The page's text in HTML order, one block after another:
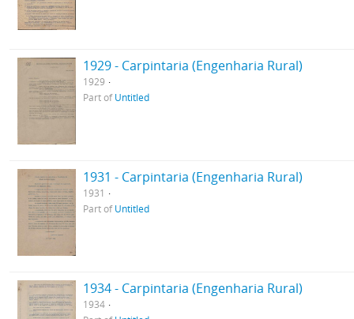
1929 - Carpintaria (Engenharia Rural)
1929
Part ofUntitled
1931 - Carpintaria (Engenharia Rural)
1931
Part ofUntitled
1934 - Carpintaria (Engenharia Rural)
1934